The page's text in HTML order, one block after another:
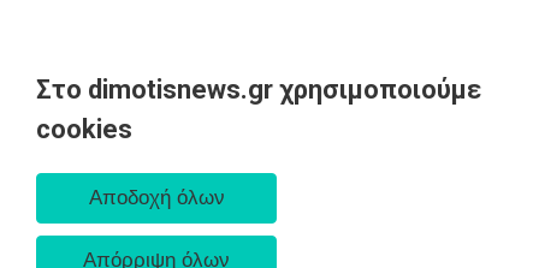
Στο dimotisnews.gr χρησιμοποιούμε
cookies